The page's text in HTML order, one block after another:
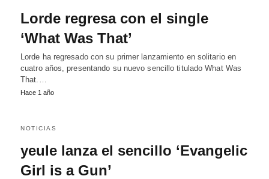
Lorde regresa con el single
‘What Was That’
Lorde ha regresado con su primer lanzamiento en solitario en
cuatro años, presentando su nuevo sencillo titulado What Was
That.…
Hace 1 año
NOTICIAS
yeule lanza el sencillo ‘Evangelic
Girl is a Gun’